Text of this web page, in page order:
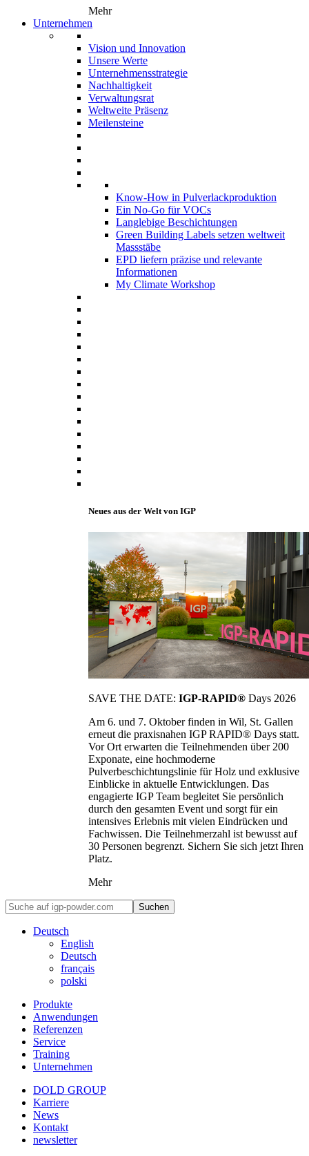
Mehr
Unternehmen
Vision und Innovation
Unsere Werte
Unternehmensstrategie
Nachhaltigkeit
Verwaltungsrat
Weltweite Präsenz
Meilensteine
Know-How in Pulverlackproduktion
Ein No-Go für VOCs
Langlebige Beschichtungen
Green Building Labels setzen weltweit
Massstäbe
EPD liefern präzise und relevante
Informationen
My Climate Workshop
Neues aus der Welt von IGP
SAVE THE DATE: IGP-RAPID® Days 2026
Am 6. und 7. Oktober finden in Wil, St. Gallen
erneut die praxisnahen IGP RAPID® Days statt.
Vor Ort erwarten die Teilnehmenden über 200
Exponate, eine hochmoderne
Pulverbeschichtungslinie für Holz und exklusive
Einblicke in aktuelle Entwicklungen. Das
engagierte IGP Team begleitet Sie persönlich
durch den gesamten Event und sorgt für ein
intensives Erlebnis mit vielen Eindrücken und
Fachwissen. Die Teilnehmerzahl ist bewusst auf
30 Personen begrenzt. Sichern Sie sich jetzt Ihren
Platz.
Mehr
Suchen
Deutsch
English
Deutsch
français
polski
Produkte
Anwendungen
Referenzen
Service
Training
Unternehmen
DOLD GROUP
Karriere
News
Kontakt
newsletter